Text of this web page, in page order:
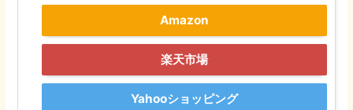
Amazon
楽天市場
Yahooショッピング